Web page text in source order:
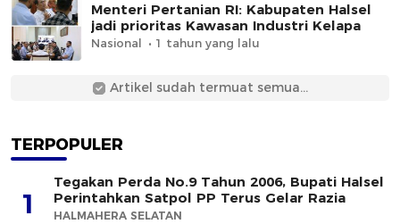
Menteri Pertanian RI: Kabupaten Halsel
jadi prioritas Kawasan Industri Kelapa
Nasional 1 tahun yang lalu
Artikel sudah termuat semua...
TERPOPULER
1
Tegakan Perda No.9 Tahun 2006, Bupati Halsel
Perintahkan Satpol PP Terus Gelar Razia
HALMAHERA SELATAN